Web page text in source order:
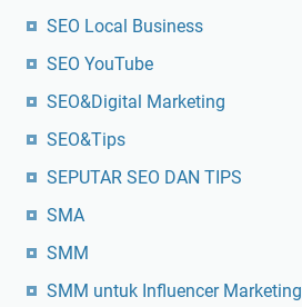
SEO Local Business
SEO YouTube
SEO&Digital Marketing
SEO&Tips
SEPUTAR SEO DAN TIPS
SMA
SMM
SMM untuk Influencer Marketing